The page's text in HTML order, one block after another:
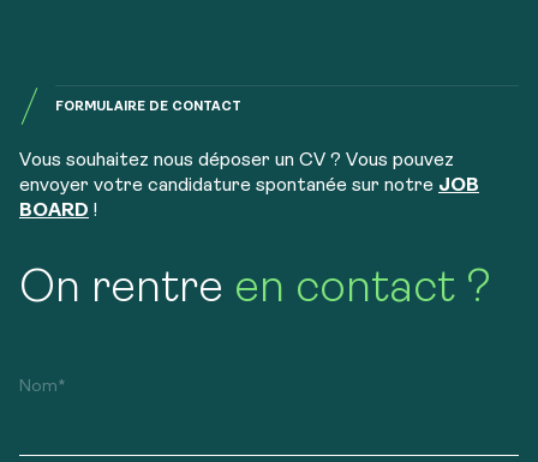
FORMULAIRE DE CONTACT
Vous souhaitez nous déposer un CV ? Vous pouvez
envoyer votre candidature spontanée sur notre JOB
BOARD !
On rentre en contact ?
Nom*